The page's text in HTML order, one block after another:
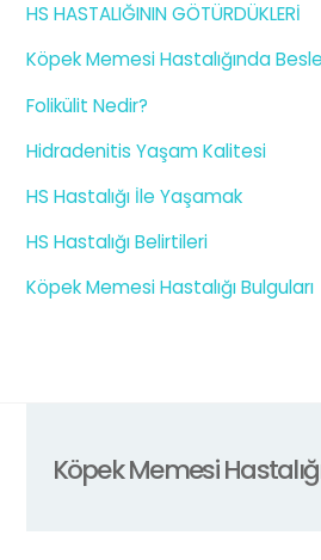
HS HASTALIĞININ GÖTÜRDÜKLERİ
Köpek Memesi Hastalığında
Folikülit Nedir?
Hidradenitis Yaşam Kalitesi
HS Hastalığı İle Yaşamak
HS Hastalığı Belirtileri
Köpek Memesi Hastalığı Bulguları
Köpek Memesi